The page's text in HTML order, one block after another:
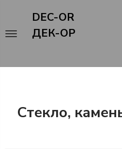
DEC-OR
ДЕК-ОР
Стекло,